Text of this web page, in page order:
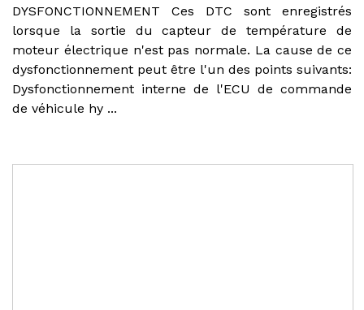
DYSFONCTIONNEMENT Ces DTC sont enregistrés
lorsque la sortie du capteur de température de
moteur électrique n'est pas normale. La cause de ce
dysfonctionnement peut être l'un des points suivants:
Dysfonctionnement interne de l'ECU de commande
de véhicule hy ...